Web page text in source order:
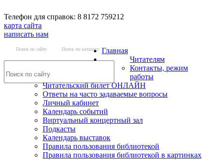
Телефон для справок: 8 8172 759212
карта сайта
написать нам
Поиск по сайту Поиск по каталогу Главная
Читателям
Контакты, режим
работы
Читательский билет ОНЛАЙН
Ответы на часто задаваемые вопросы
Личный кабинет
Календарь событий
Виртуальный концертный зал
Подкасты
Календарь выставок
Правила пользования библиотекой
Правила пользования библиотекой в картинках